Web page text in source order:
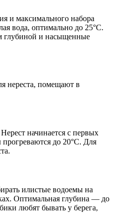
и максимального набора
вода, оптимально до 25°C.
глубиной и насыщенные
нереста, помещают в
начинается с первых
до 20°C. Для
илистые водоемы на
Оптимальная глубина — до
любят бывать у берега,